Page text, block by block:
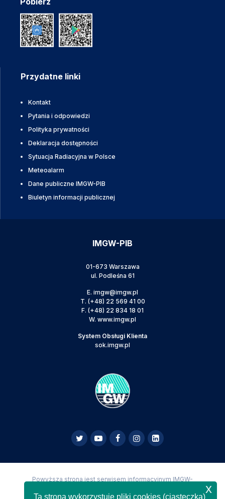
Przydatne linki
Kontakt
Pytania i odpowiedzi
Polityka prywatności
Deklaracja dostępności
Sytuacja Radiacyjna w Polsce
Meteoalarm
Dane publiczne IMGW-PIB
Biuletyn informacji publicznej
IMGW-PIB
01-673 Warszawa
ul. Podleśna 61
E. imgw@imgw.pl
T. (+48) 22 569 41 00
F. (+48) 22 834 18 01
W. www.imgw.pl
System Obsługi Klienta
sok.imgw.pl
Powyższa strona jest serwisem informacyjnym IMGW-
Copyright IMGW-PIB Wszelkie prawa zastrzeżone
Ta strona wykorzystuje pliki cookies (ciasteczka)
x